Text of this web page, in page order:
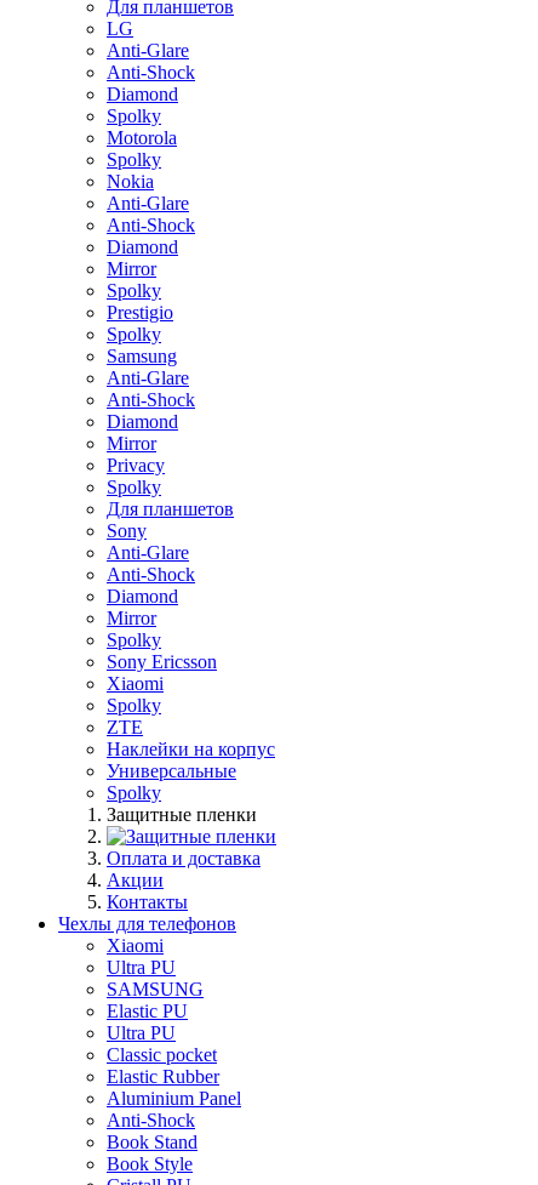
Для планшетов
LG
Anti-Glare
Anti-Shock
Diamond
Spolky
Motorola
Spolky
Nokia
Anti-Glare
Anti-Shock
Diamond
Mirror
Spolky
Prestigio
Spolky
Samsung
Anti-Glare
Anti-Shock
Diamond
Mirror
Privacy
Spolky
Для планшетов
Sony
Anti-Glare
Anti-Shock
Diamond
Mirror
Spolky
Sony Ericsson
Xiaomi
Spolky
ZTE
Наклейки на корпус
Универсальные
Spolky
Защитные пленки
Оплата и доставка
Акции
Контакты
Чехлы для телефонов
Xiaomi
Ultra PU
SAMSUNG
Elastic PU
Ultra PU
Classic pocket
Elastic Rubber
Aluminium Panel
Anti-Shock
Book Stand
Book Style